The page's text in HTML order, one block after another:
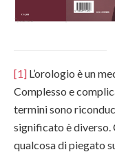
[1] L’orologio è un
Complesso e
termini sono
significato è
qualcosa di piegato